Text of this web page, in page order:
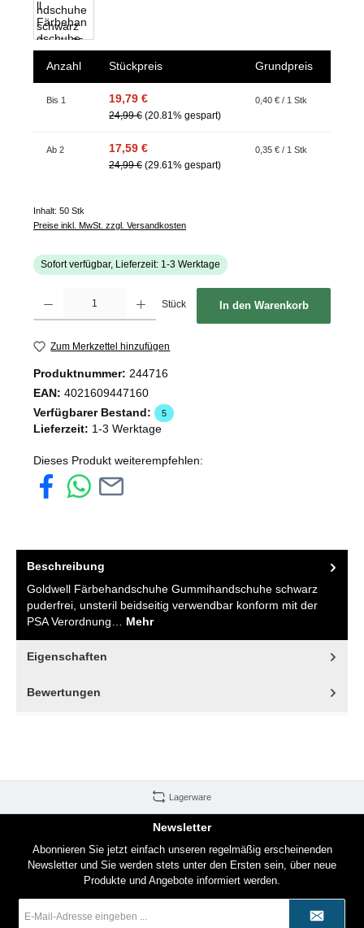
Anzahl Stückpreis Grundpreis
Bis 1 19,79 €
24,99 € (20.81% gespart)
0,40 € / 1 Stk
Ab 2 17,59 €
24,99 € (29.61% gespart)
0,35 € / 1 Stk
Inhalt: 50 Stk
Preise inkl. MwSt. zzgl. Versandkosten
Sofort verfügbar, Lieferzeit: 1-3 Werktage
Stück In den Warenkorb
Zum Merkzettel hinzufügen
Produktnummer: 244716
EAN: 4021609447160
Verfügbarer Bestand:
5
Lieferzeit: 1-3 Werktage
Dieses Produkt weiterempfehlen:
Beschreibung
Goldwell Färbehandschuhe Gummihandschuhe schwarz
puderfrei, unsteril beidseitig verwendbar konform mit der
PSA Verordnung…
Mehr
Eigenschaften
Bewertungen
Lagerware
Newsletter
Abonnieren Sie jetzt einfach unseren regelmäßig erscheinenden
Newsletter und Sie werden stets unter den Ersten sein, über neue
Produkte und Angebote informiert werden.
Mail-